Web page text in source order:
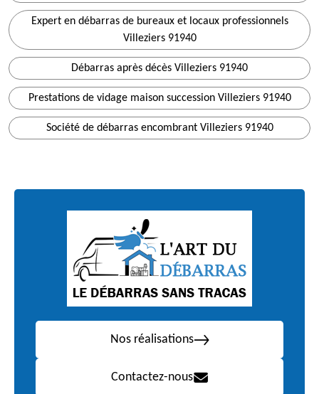
Expert en débarras de bureaux et locaux professionnels
Villeziers 91940
Débarras après décès Villeziers 91940
Prestations de vidage maison succession Villeziers 91940
Société de débarras encombrant Villeziers 91940
Nos réalisations
Contactez-nous